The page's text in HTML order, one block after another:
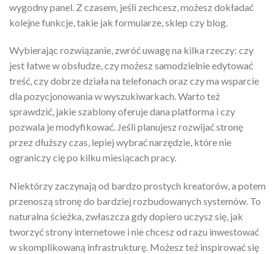
wygodny panel. Z czasem, jeśli zechcesz, możesz dokładać
kolejne funkcje, takie jak formularze, sklep czy blog.
Wybierając rozwiązanie, zwróć uwagę na kilka rzeczy: czy
jest łatwe w obsłudze, czy możesz samodzielnie edytować
treść, czy dobrze działa na telefonach oraz czy ma wsparcie
dla pozycjonowania w wyszukiwarkach. Warto też
sprawdzić, jakie szablony oferuje dana platforma i czy
pozwala je modyfikować. Jeśli planujesz rozwijać stronę
przez dłuższy czas, lepiej wybrać narzędzie, które nie
ograniczy cię po kilku miesiącach pracy.
Niektórzy zaczynają od bardzo prostych kreatorów, a potem
przenoszą stronę do bardziej rozbudowanych systemów. To
naturalna ścieżka, zwłaszcza gdy dopiero uczysz się, jak
tworzyć strony internetowe i nie chcesz od razu inwestować
w skomplikowaną infrastrukturę. Możesz też inspirować się